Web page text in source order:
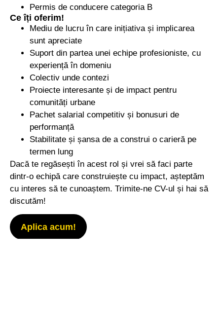
Permis de conducere categoria B
Ce îți oferim!
Mediu de lucru în care inițiativa și implicarea
sunt apreciate
Suport din partea unei echipe profesioniste, cu
experiență în domeniu
Colectiv unde contezi
Proiecte interesante și de impact pentru
comunități urbane
Pachet salarial competitiv și bonusuri de
performanță
Stabilitate și șansa de a construi o carieră pe
termen lung
Dacă te regăsești în acest rol și vrei să faci parte
dintr-o echipă care construiește cu impact, așteptăm
cu interes să te cunoaștem. Trimite-ne CV-ul și hai să
discutăm!
Aplica acum!